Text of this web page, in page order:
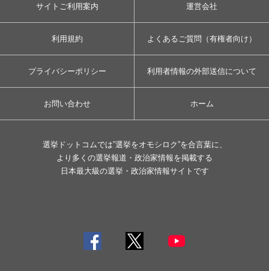
サイトご利用案内 運営会社
利用規約 よくあるご質問（有権者向け）
プライバシーポリシー 利用者情報の外部送信について
お問い合わせ ホーム
選挙ドットコムでは”選挙をオモシロク”を合言葉に、
より多くの選挙報道・政治家情報を掲載する
日本最大級の選挙・政治家情報サイトです